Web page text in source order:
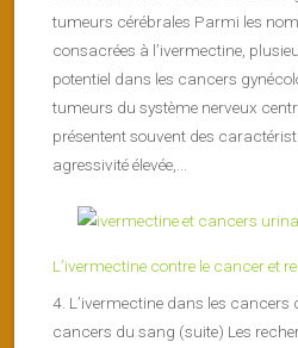
tumeurs cérébrales Parmi les
consacrées à l’ivermectine,
potentiel dans les cancers
tumeurs du système nerveux
présentent souvent des
agressivité élevée,...
L’ivermectine contre le cancer et
4. L’ivermectine dans les cancers
cancers du sang (suite) Les